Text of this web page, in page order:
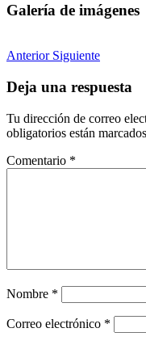
Galería de imágenes
Anterior Siguiente
Deja una respuesta
Tu dirección de correo
obligatorios están
Comentario *
Nombre *
Correo electrónico *